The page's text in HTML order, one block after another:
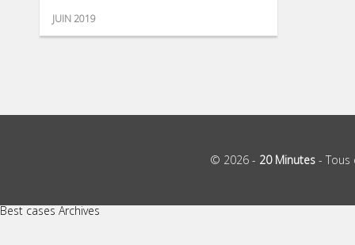
JUIN 2019
© 2026 - 20 Minutes -
Best cases Archives